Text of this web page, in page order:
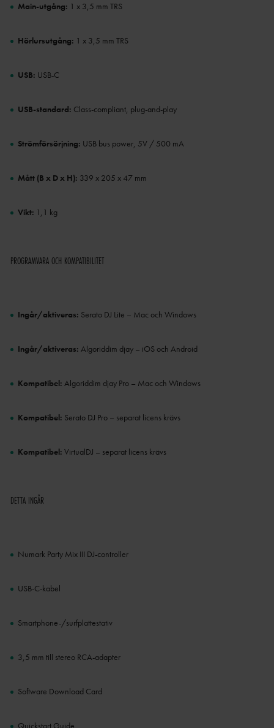
Main-utgång: 1 x 3,5 mm TRS
Hörlursutgång: 1 x 3,5 mm TRS
USB: USB-C
USB-standard: Class-compliant, plug-and-play
Strömförsörjning: USB bus power, 5V / 500 mA
Mått (B x D x H): 339 x 205 x 47 mm
Vikt: 1,1 kg
PROGRAMVARA OCH KOMPATIBILITET
Ingår/aktiveras: Serato DJ Lite – Mac och Windows
Ingår/aktiveras: Algoriddim djay – iOS och Android
Kompatibel: Algoriddim djay Pro – Mac och Windows
Kompatibel: Serato DJ Pro – separat licens krävs
Kompatibel: VirtualDJ – separat licens krävs
DETTA INGÅR
Numark Party Mix III DJ-controller
USB-C-kabel
Smartphone-/surfplattestativ
3,5 mm till stereo RCA-adapter
Software Download Card
Quickstart Guide